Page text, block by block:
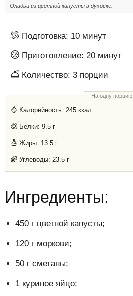
Оладьи из цветной капусты в духовке.
Подготовка: 10 минут
Приготовление: 20 минут
Количество: 3 порции
На одну порцию
Калорийность: 245 ккал
Белки: 9.5 г
Жиры: 13.5 г
Углеводы: 23.5 г
Ингредиенты:
450 г цветной капусты;
120 г моркови;
50 г сметаны;
1 куриное яйцо;